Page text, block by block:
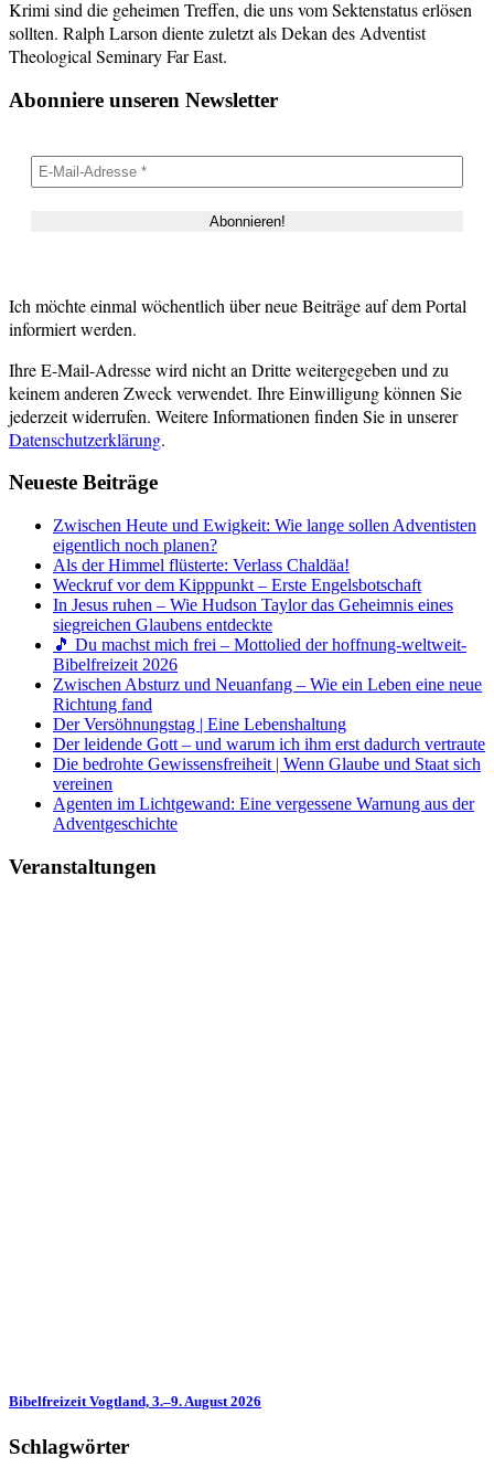
Krimi sind die geheimen Treffen, die uns vom Sektenstatus erlösen
sollten. Ralph Larson diente zuletzt als Dekan des Adventist
Theological Seminary Far East.
Abonniere unseren Newsletter
Ich möchte einmal wöchentlich über neue Beiträge auf dem Portal
informiert werden.
Ihre E-Mail-Adresse wird nicht an Dritte weitergegeben und zu
keinem anderen Zweck verwendet. Ihre Einwilligung können Sie
jederzeit widerrufen. Weitere Informationen finden Sie in unserer
Datenschutzerklärung.
Neueste Beiträge
Zwischen Heute und Ewigkeit: Wie lange sollen Adventisten
eigentlich noch planen?
Als der Himmel flüsterte: Verlass Chaldäa!
Weckruf vor dem Kipppunkt – Erste Engelsbotschaft
In Jesus ruhen – Wie Hudson Taylor das Geheimnis eines
siegreichen Glaubens entdeckte
🎵 Du machst mich frei – Mottolied der hoffnung-weltweit-
Bibelfreizeit 2026
Zwischen Absturz und Neuanfang – Wie ein Leben eine neue
Richtung fand
Der Versöhnungstag | Eine Lebenshaltung
Der leidende Gott – und warum ich ihm erst dadurch vertraute
Die bedrohte Gewissensfreiheit | Wenn Glaube und Staat sich
vereinen
Agenten im Lichtgewand: Eine vergessene Warnung aus der
Adventgeschichte
Veranstaltungen
Bibelfreizeit Vogtland, 3.–9. August 2026
Schlagwörter